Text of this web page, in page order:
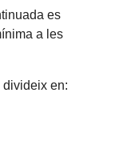
es
a les
divideix en: